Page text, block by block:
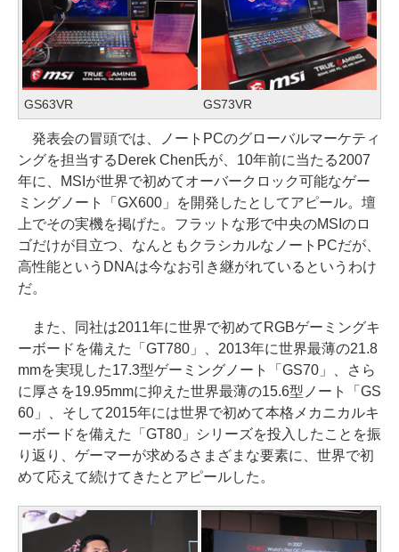
GS63VR GS73VR
発表会の冒頭では、ノートPCのグローバルマーケティ
ングを担当するDerek Chen氏が、10年前に当たる2007
年に、MSIが世界で初めてオーバークロック可能なゲー
ミングノート「GX600」を開発したとしてアピール。壇
上でその実機を掲げた。フラットな形で中央のMSIのロ
ゴだけが目立つ、なんともクラシカルなノートPCだが、
高性能というDNAは今なお引き継がれているというわけ
だ。
また、同社は2011年に世界で初めてRGBゲーミングキ
ーボードを備えた「GT780」、2013年に世界最薄の21.8
mmを実現した17.3型ゲーミングノート「GS70」、さら
に厚さを19.95mmに抑えた世界最薄の15.6型ノート「GS
60」、そして2015年には世界で初めて本格メカニカルキ
ーボードを備えた「GT80」シリーズを投入したことを振
り返り、ゲーマーが求めるさまざまな要素に、世界で初
めて応えて続けてきたとアピールした。